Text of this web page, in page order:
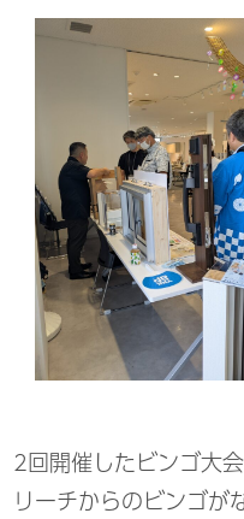
2回開催したビンゴ大会
リーチからのビンゴが